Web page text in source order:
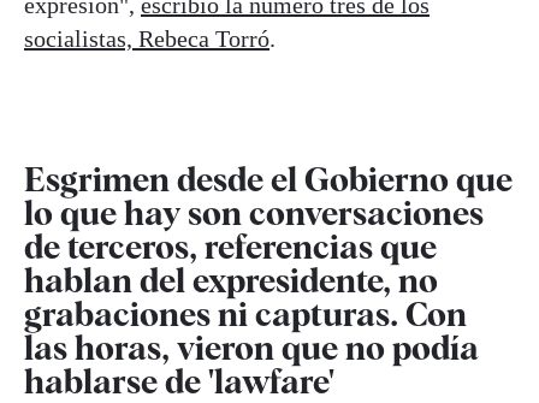
socialistas, Rebeca Torró.
Esgrimen desde el Gobierno que
lo que hay son conversaciones
de terceros, referencias que
hablan del expresidente, no
grabaciones ni capturas. Con
las horas, vieron que no podía
hablarse de 'lawfare'